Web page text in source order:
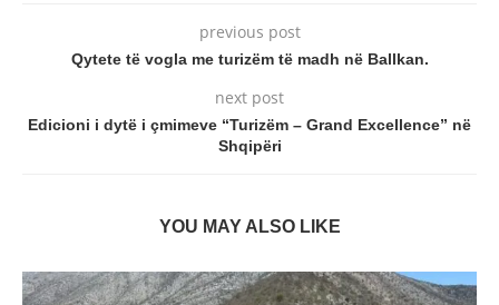
previous post
Qytete të vogla me turizëm të madh në Ballkan.
next post
Edicioni i dytë i çmimeve “Turizëm – Grand Excellence” në
Shqipëri
YOU MAY ALSO LIKE